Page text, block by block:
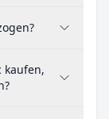
kaufen,